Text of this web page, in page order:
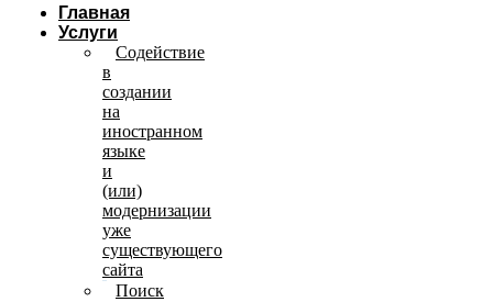
Главная
Услуги
Содействие
в
создании
на
иностранном
языке
и
(или)
модернизации
уже
существующего
сайта
Поиск